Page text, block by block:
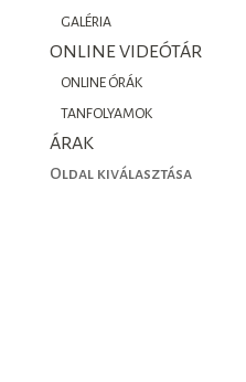
GALÉRIA
ONLINE VIDEÓTÁR
ONLINE ÓRÁK
TANFOLYAMOK
ÁRAK
Oldal kiválasztása